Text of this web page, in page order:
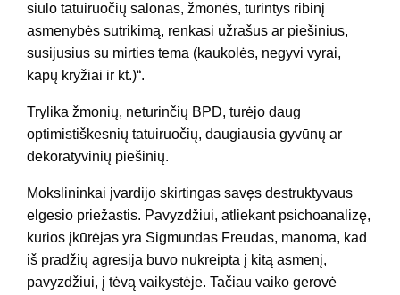
siūlo tatuiruočių salonas, žmonės, turintys ribinį
asmenybės sutrikimą, renkasi užrašus ar piešinius,
susijusius su mirties tema (kaukolės, negyvi vyrai,
kapų kryžiai ir kt.)“.
Trylika žmonių, neturinčių BPD, turėjo daug
optimistiškesnių tatuiruočių, daugiausia gyvūnų ar
dekoratyvinių piešinių.
Mokslininkai įvardijo skirtingas savęs destruktyvaus
elgesio priežastis. Pavyzdžiui, atliekant psichoanalizę,
kurios įkūrėjas yra Sigmundas Freudas, manoma, kad
iš pradžių agresija buvo nukreipta į kitą asmenį,
pavyzdžiui, į tėvą vaikystėje. Tačiau vaiko gerovė